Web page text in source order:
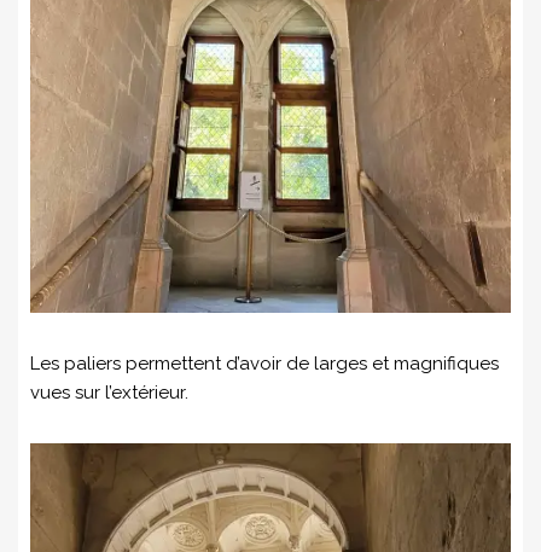
Les paliers permettent d’avoir de larges et magnifiques
vues sur l’extérieur.